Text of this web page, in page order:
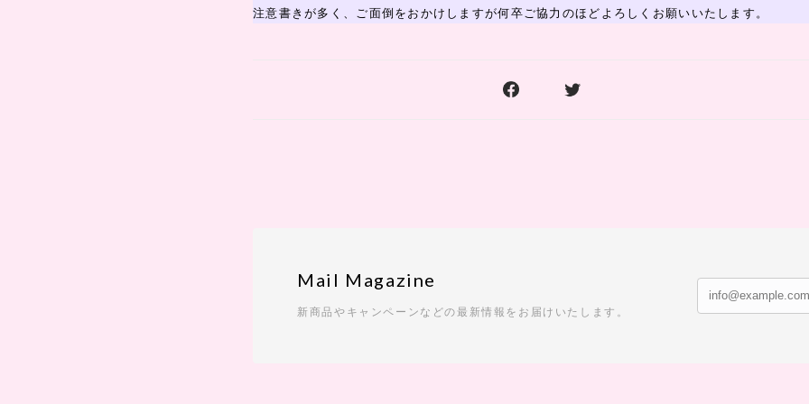
注意書きが多く、ご面倒をおかけしますが何卒ご協力のほどよろしくお願いいたします。
Mail Magazine
新商品やキャンペーンなどの最新情報をお届けいたします。